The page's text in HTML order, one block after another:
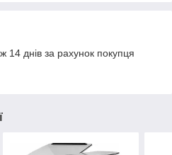
14 днів за рахунок покупця